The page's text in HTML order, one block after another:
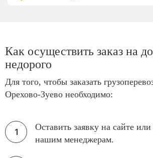
Как осуществить заказ на
недорого
Для того, чтобы заказать
Орехово-Зуево необходимо:
Оставить заявку на сайте
нашим менеджерам.